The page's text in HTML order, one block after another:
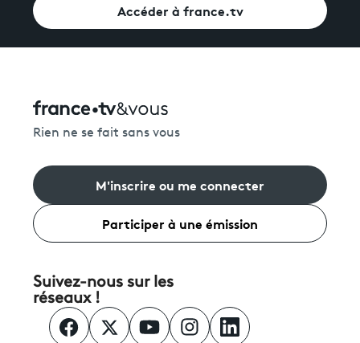
Accéder à france.tv
Rien ne se fait sans vous
M'inscrire ou me connecter
Participer à une émission
Suivez-nous sur les
réseaux !